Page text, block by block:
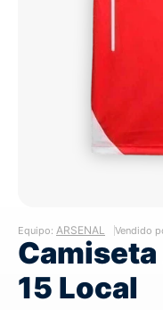
Equipo: ARSENAL Vendido
15 Local